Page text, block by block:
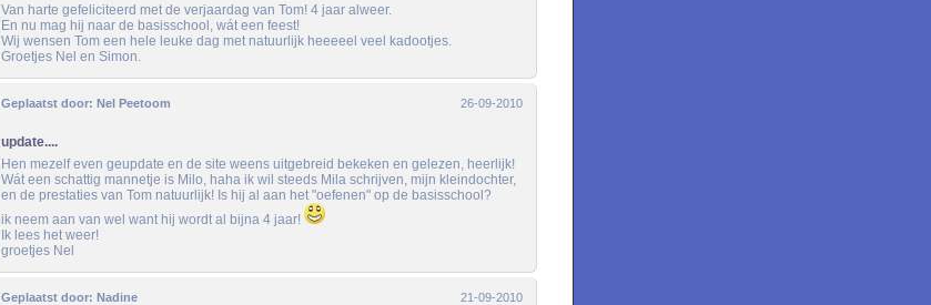
Van harte gefeliciteerd met de verjaardag van Tom! 4 jaar alweer.
En nu mag hij naar de basisschool, wát een feest!
Wij wensen Tom een hele leuke dag met natuurlijk heeeeel veel kadootjes.
Groetjes Nel en Simon.
26-09-2010
Geplaatst door: Nel Peetoom
update....
Hen mezelf even geupdate en de site weens uitgebreid bekeken en gelezen, heerlijk!
Wát een schattig mannetje is Milo, haha ik wil steeds Mila schrijven, mijn kleindochter,
en de prestaties van Tom natuurlijk! Is hij al aan het "oefenen" op de basisschool?
ik neem aan van wel want hij wordt al bijna 4 jaar!
Ik lees het weer!
groetjes Nel
21-09-2010
Geplaatst door: Nadine